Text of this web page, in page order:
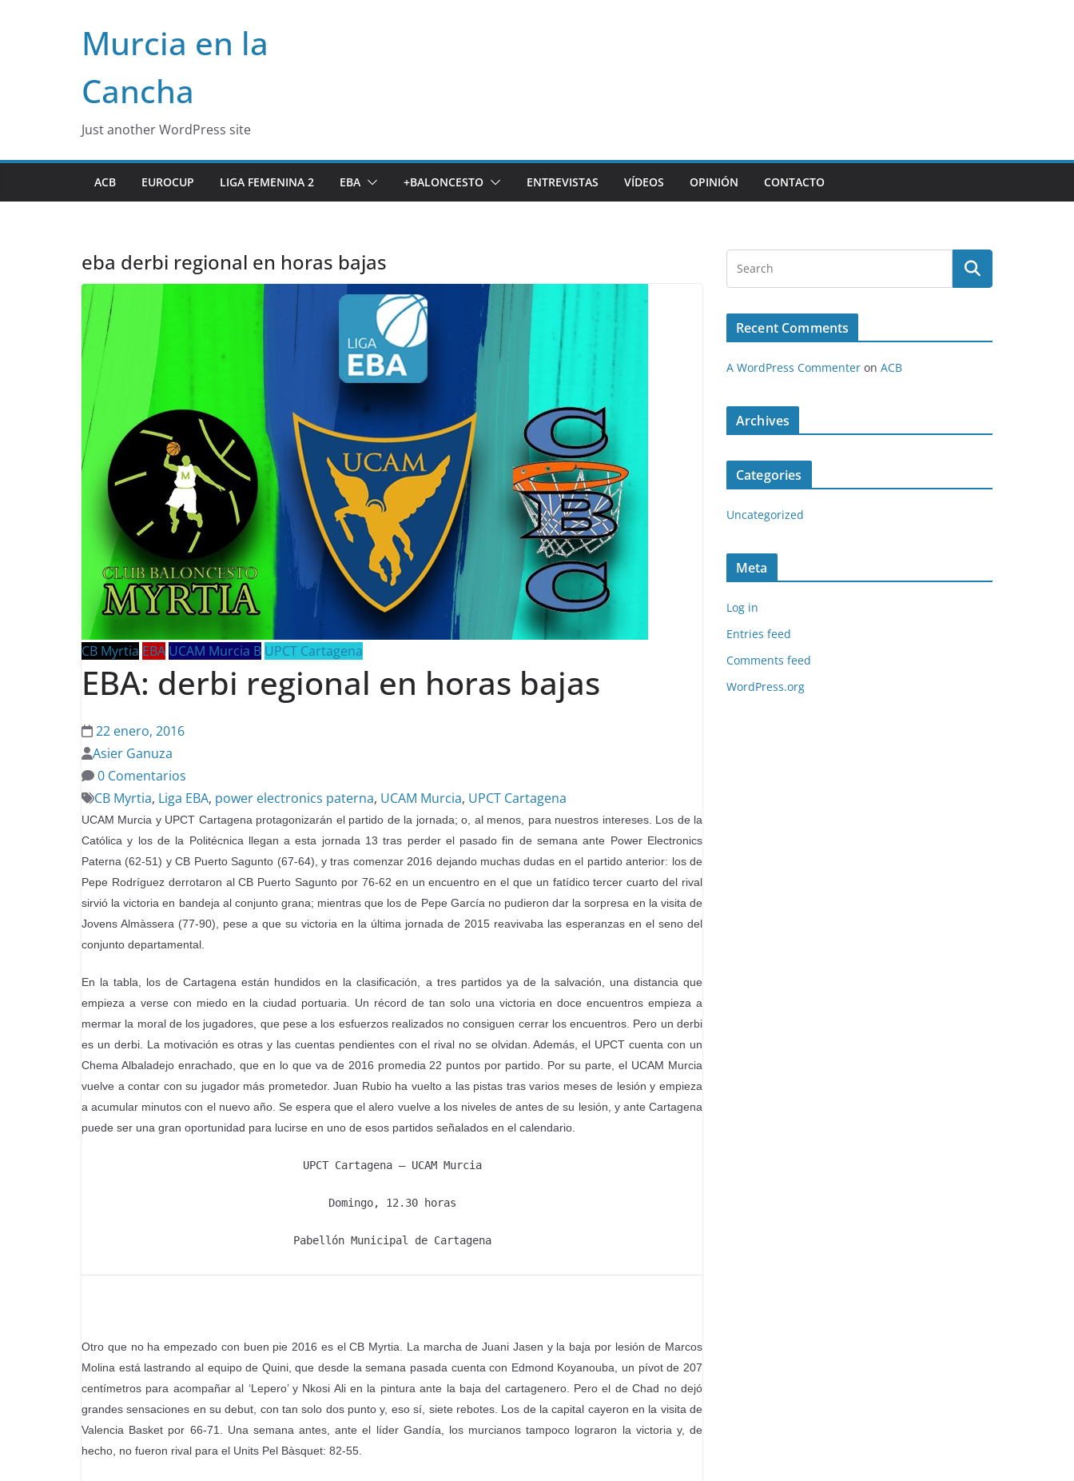
Murcia en la
Cancha
Just another WordPress site
ACB EUROCUP LIGA FEMENINA 2 EBA +BALONCESTO ENTREVISTAS VÍDEOS OPINIÓN CONTACTO
eba derbi regional en horas bajas
CB Myrtia EBA UCAM Murcia B UPCT Cartagena
EBA: derbi regional en horas bajas
22 enero, 2016
Asier Ganuza
0 Comentarios
CB Myrtia, Liga EBA, power electronics paterna, UCAM Murcia, UPCT Cartagena
UCAM Murcia y UPCT Cartagena protagonizarán el partido de la jornada; o, al menos, para nuestros intereses. Los de la
Católica y los de la Politécnica llegan a esta jornada 13 tras perder el pasado fin de semana ante Power Electronics
Paterna (62-51) y CB Puerto Sagunto (67-64), y tras comenzar 2016 dejando muchas dudas en el partido anterior: los de
Pepe Rodríguez derrotaron al CB Puerto Sagunto por 76-62 en un encuentro en el que un fatídico tercer cuarto del rival
sirvió la victoria en bandeja al conjunto grana; mientras que los de Pepe García no pudieron dar la sorpresa en la visita de
Jovens Almàssera (77-90), pese a que su victoria en la última jornada de 2015 reavivaba las esperanzas en el seno del
conjunto departamental.
En la tabla, los de Cartagena están hundidos en la clasificación, a tres partidos ya de la salvación, una distancia que
empieza a verse con miedo en la ciudad portuaria. Un récord de tan solo una victoria en doce encuentros empieza a
mermar la moral de los jugadores, que pese a los esfuerzos realizados no consiguen cerrar los encuentros. Pero un derbi
es un derbi. La motivación es otras y las cuentas pendientes con el rival no se olvidan. Además, el UPCT cuenta con un
Chema Albaladejo enrachado, que en lo que va de 2016 promedia 22 puntos por partido. Por su parte, el UCAM Murcia
vuelve a contar con su jugador más prometedor. Juan Rubio ha vuelto a las pistas tras varios meses de lesión y empieza
a acumular minutos con el nuevo año. Se espera que el alero vuelve a los niveles de antes de su lesión, y ante Cartagena
puede ser una gran oportunidad para lucirse en uno de esos partidos señalados en el calendario.
UPCT Cartagena – UCAM Murcia
Domingo, 12.30 horas
Pabellón Municipal de Cartagena
Otro que no ha empezado con buen pie 2016 es el CB Myrtia. La marcha de Juani Jasen y la baja por lesión de Marcos
Molina está lastrando al equipo de Quini, que desde la semana pasada cuenta con Edmond Koyanouba, un pívot de 207
centímetros para acompañar al ‘Lepero’ y Nkosi Ali en la pintura ante la baja del cartagenero. Pero el de Chad no dejó
grandes sensaciones en su debut, con tan solo dos punto y, eso sí, siete rebotes. Los de la capital cayeron en la visita de
Valencia Basket por 66-71. Una semana antes, ante el líder Gandía, los murcianos tampoco lograron la victoria y, de
hecho, no fueron rival para el Units Pel Bàsquet: 82-55.
Recent Comments
A WordPress Commenter on ACB
Archives
Categories
Uncategorized
Meta
Log in
Entries feed
Comments feed
WordPress.org